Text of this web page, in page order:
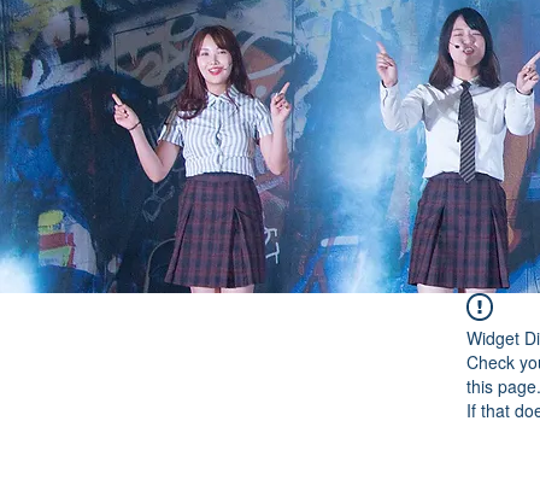
Widget
Check
this page.
If that